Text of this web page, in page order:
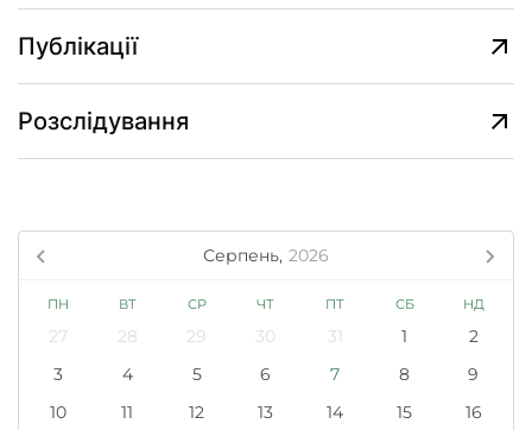
Публікації
Розслідування
Серпень, 2026
ПН ВТ СР ЧТ ПТ СБ НД
27 28 29 30 31 1
2
3
4 5 6 7 8
9
10
11 12 13 14 15
16